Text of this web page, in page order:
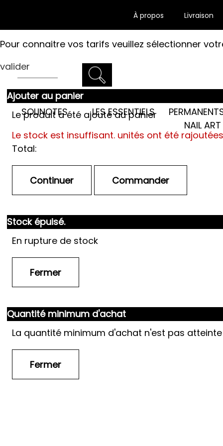
À propos Livraison
Pour connaitre vos tarifs veuillez sélectionner
valider
Ajouter au panier
Le produit a été ajouté au panier
Le stock est insuffisant. unités ont été
Total:
Stock épuisé.
En rupture de stock
Quantité minimum d'achat
La quantité minimum d'achat n'est pas atteinte
SOLINOTES LES ESSENTIELS
NAIL ART